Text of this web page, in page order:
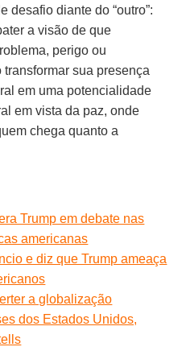
desafio diante do “outro”:
a visão de que
perigo ou
transformar sua presença
em uma potencialidade
em vista da paz, onde
chega quanto a
Trump em debate nas
americanas
e diz que Trump ameaça
a globalização
dos Estados Unidos,